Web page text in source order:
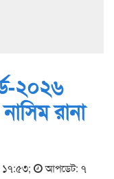
২০২৬
রানা
১৭:৫৩;
আপডেট: ৭